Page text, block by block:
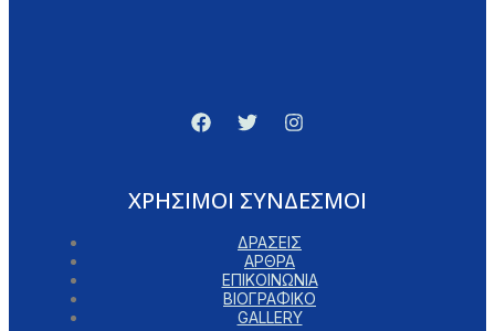
ΧΡΗΣΙΜΟΙ ΣΥΝΔΕΣΜΟΙ
ΔΡΑΣΕΙΣ
ΑΡΘΡΑ
ΕΠΙΚΟΙΝΩΝΙΑ
ΒΙΟΓΡΑΦΙΚΟ
GALLERY